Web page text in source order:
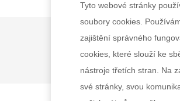
Tyto webové stránky
soubory cookies.
zajištění správného
cookies, které slouží ke
nástroje třetích stran. Na
své stránky, svou